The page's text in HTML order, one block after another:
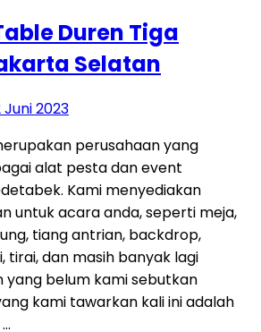
Duren Tiga
Selatan
Juni 2023
perusahaan yang
alat pesta dan event
Kami menyediakan
untuk acara anda, seperti meja,
tiang antrian, backdrop,
tirai, dan masih banyak lagi
belum kami sebutkan
kami tawarkan kali ini adalah